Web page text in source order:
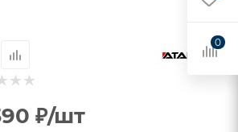
₽/шт
0